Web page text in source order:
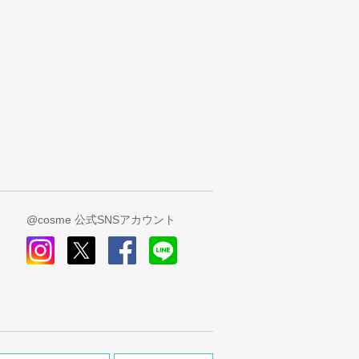
@cosme 公式SNSアカウント